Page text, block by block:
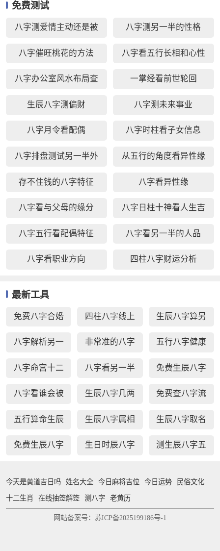
免费测试
八字测爱情主动还是被
动好
八字测另一半的性格
八字催旺桃花的方法 八字看五行长相和心性
八字办公室风水布局查
询
一掌经看前世轮回
生辰八字测偏财 八字测未来事业
八字月令看配偶 八字时柱看子女信息
八字排盘测试另一半外
貌
从五行的角度看异性缘
存不住钱的八字特征 八字看异性缘
八字看与父母的缘分 八字日柱十神看人生吉
八字五行看配偶特征 八字看另一半的人品
八字看职业方向 四柱八字财运分析
最新工具
免费八字合婚
周易生辰八字
四柱八字线上
排盘
生辰八字算另
一半长相
八字解析另一
半
非常准的八字
日柱秘诀查询
五行八字健康
疾病测算
八字命宫十二
宫断事
八字看另一半
家境能力
免费生辰八字
选车牌号
八字看谁会被
你吸引
生辰八字几两
几钱对照表
免费查八字流
年运势
五行算命生辰
八字测算
生辰八字属相
婚配查询
生辰八字取名
字免费测试
免费生辰八字 生日时辰八字 测生辰八字五
今天是黄道吉日吗 姓名大全 今日麻将吉位 今日运势 民俗文化
十二生肖 在线抽签解签 测八字 老黄历
网站备案号：苏ICP备2025199186号-1